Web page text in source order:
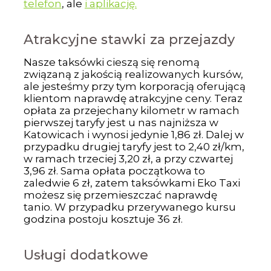
telefon, ale i aplikację.
Atrakcyjne stawki za przejazdy
Nasze taksówki cieszą się renomą
związaną z jakością realizowanych kursów,
ale jesteśmy przy tym korporacją oferującą
klientom naprawdę atrakcyjne ceny. Teraz
opłata za przejechany kilometr w ramach
pierwszej taryfy jest u nas najniższa w
Katowicach i wynosi jedynie 1,86 zł. Dalej w
przypadku drugiej taryfy jest to 2,40 zł/km,
w ramach trzeciej 3,20 zł, a przy czwartej
3,96 zł. Sama opłata początkowa to
zaledwie 6 zł, zatem taksówkami Eko Taxi
możesz się przemieszczać naprawdę
tanio. W przypadku przerywanego kursu
godzina postoju kosztuje 36 zł.
Usługi dodatkowe